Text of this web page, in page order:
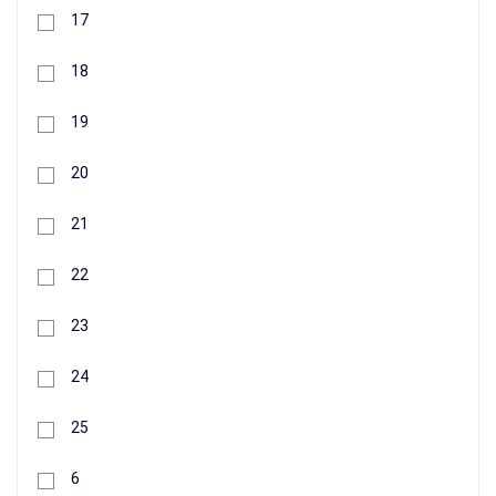
+
Buy
17
18
19
20
21
22
23
24
25
6